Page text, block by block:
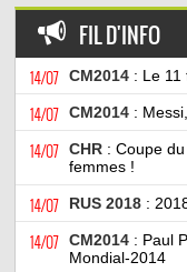
FIL D'INFO
14/07 CM2014 : Le 11
14/07 CM2014 :
14/07 CHR : Coupe
femmes !
14/07 RUS 2018 :
14/07 CM2014 : Paul
Mondial-2014